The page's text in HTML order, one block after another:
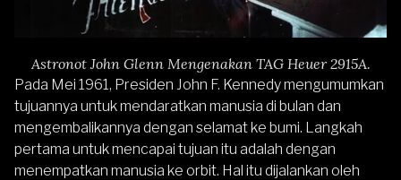
Astronot John Glenn Mengenakan TAG Heuer 2915A.
Pada Mei 1961, Presiden John F. Kennedy mengumumkan
tujuannya untuk mendaratkan manusia di bulan dan
mengembalikannya dengan selamat ke bumi. Langkah
pertama untuk mencapai tujuan itu adalah dengan
menempatkan manusia ke orbit. Hal itu dijalankan oleh